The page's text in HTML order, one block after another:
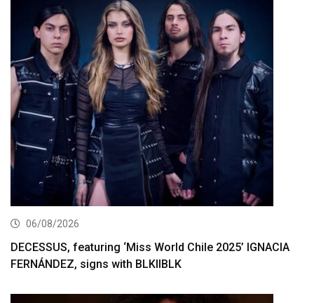
06/08/2026
DECESSUS, featuring ‘Miss World Chile 2025’ IGNACIA
FERNÁNDEZ, signs with BLKIIBLK